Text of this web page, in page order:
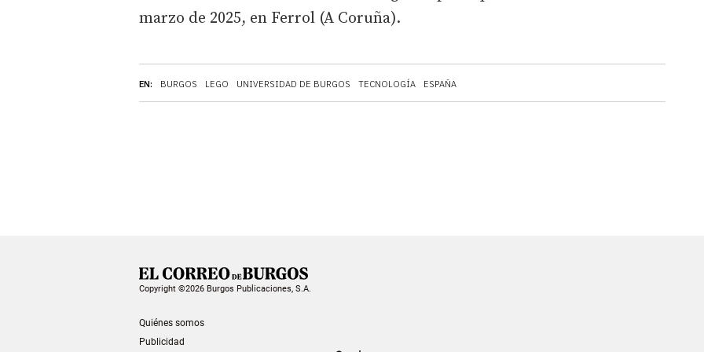
EN: BURGOS LEGO UNIVERSIDAD DE BURGOS TECNOLOGÍA ESPAÑA
marzo de 2025, en Ferrol (A Coruña).
Copyright ©2026 Burgos Publicaciones, S.A.
Quiénes somos
Publicidad